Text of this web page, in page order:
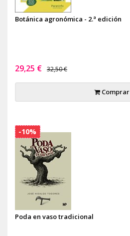
Botánica agronómica - 2.ª edición
29,25 € 32,50 €
Comprar
Poda en vaso tradicional
-10%